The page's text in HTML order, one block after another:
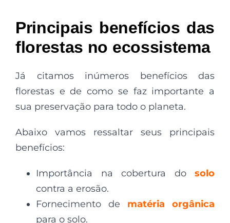
Principais benefícios das
florestas no ecossistema
Já citamos inúmeros benefícios das
florestas e de como se faz importante a
sua preservação para todo o planeta.
Abaixo vamos ressaltar seus principais
benefícios:
Importância na cobertura do solo
contra a erosão.
Fornecimento de matéria orgânica
para o solo.